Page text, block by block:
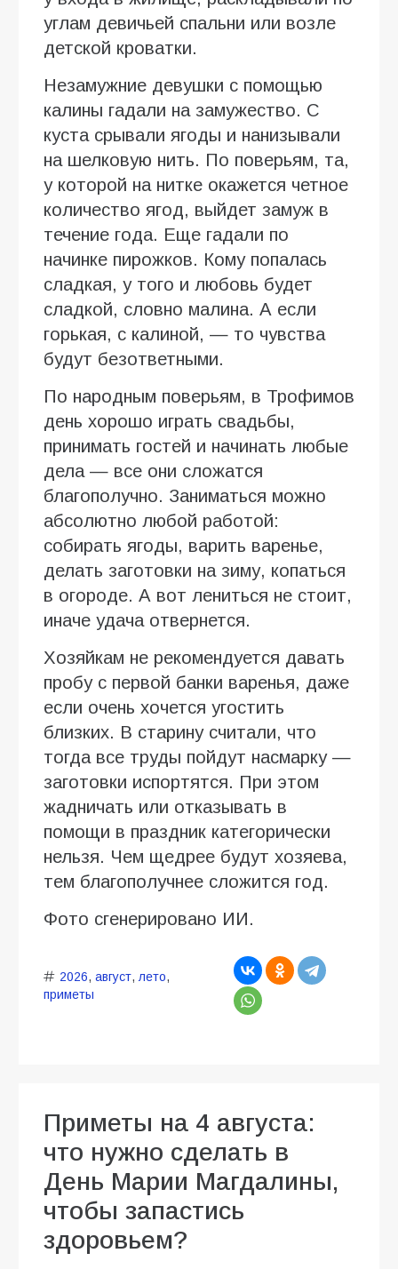
углам девичьей спальни или возле
детской кроватки.
Незамужние девушки с помощью
калины гадали на замужество. С
куста срывали ягоды и нанизывали
на шелковую нить. По поверьям, та,
у которой на нитке окажется четное
количество ягод, выйдет замуж в
течение года. Еще гадали по
начинке пирожков. Кому попалась
сладкая, у того и любовь будет
сладкой, словно малина. А если
горькая, с калиной, — то чувства
будут безответными.
По народным поверьям, в Трофимов
день хорошо играть свадьбы,
принимать гостей и начинать любые
дела — все они сложатся
благополучно. Заниматься можно
абсолютно любой работой:
собирать ягоды, варить варенье,
делать заготовки на зиму, копаться
в огороде. А вот лениться не стоит,
иначе удача отвернется.
Хозяйкам не рекомендуется давать
пробу с первой банки варенья, даже
если очень хочется угостить
близких. В старину считали, что
тогда все труды пойдут насмарку —
заготовки испортятся. При этом
жадничать или отказывать в
помощи в праздник категорически
нельзя. Чем щедрее будут хозяева,
тем благополучнее сложится год.
Фото сгенерировано ИИ.
2026, август,лето,
приметы
Приметы на 4 августа:
что нужно сделать в
День Марии Магдалины,
чтобы запастись
здоровьем?